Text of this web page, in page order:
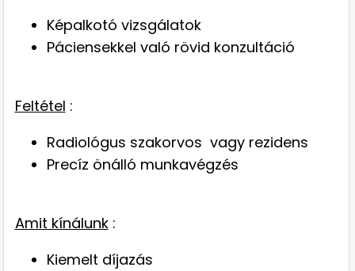
Képalkotó vizsgálatok
Páciensekkel való rövid konzultáció
Feltétel :
Radiológus szakorvos vagy rezidens
Precíz önálló munkavégzés
Amit kínálunk:
Kiemelt díjazás